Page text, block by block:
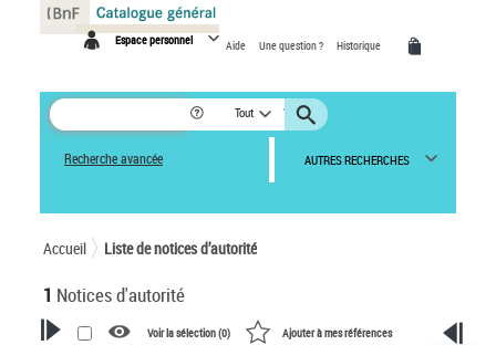
Espace personnel Aide Une question ? Historique
Tout
Recherche avancée AUTRES RECHERCHES
Accueil Liste de notices d’autorité
1 Notices d'autorité
Voir la sélection (0) Ajouter à mes références
Panneau de gestion des cookies